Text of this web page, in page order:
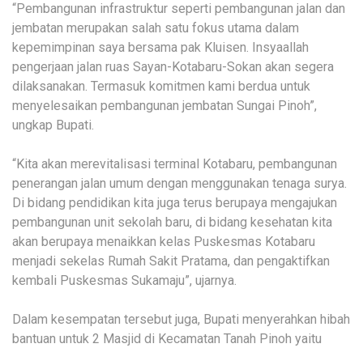
“Pembangunan infrastruktur seperti pembangunan jalan dan
jembatan merupakan salah satu fokus utama dalam
kepemimpinan saya bersama pak Kluisen. Insyaallah
pengerjaan jalan ruas Sayan-Kotabaru-Sokan akan segera
dilaksanakan. Termasuk komitmen kami berdua untuk
menyelesaikan pembangunan jembatan Sungai Pinoh”,
ungkap Bupati.
“Kita akan merevitalisasi terminal Kotabaru, pembangunan
penerangan jalan umum dengan menggunakan tenaga surya.
Di bidang pendidikan kita juga terus berupaya mengajukan
pembangunan unit sekolah baru, di bidang kesehatan kita
akan berupaya menaikkan kelas Puskesmas Kotabaru
menjadi sekelas Rumah Sakit Pratama, dan pengaktifkan
kembali Puskesmas Sukamaju”, ujarnya.
Dalam kesempatan tersebut juga, Bupati menyerahkan hibah
bantuan untuk 2 Masjid di Kecamatan Tanah Pinoh yaitu